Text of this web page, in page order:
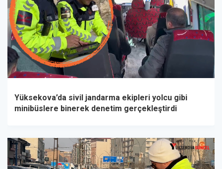
Yüksekova’da sivil jandarma ekipleri yolcu gibi
minibüslere binerek denetim gerçekleştirdi